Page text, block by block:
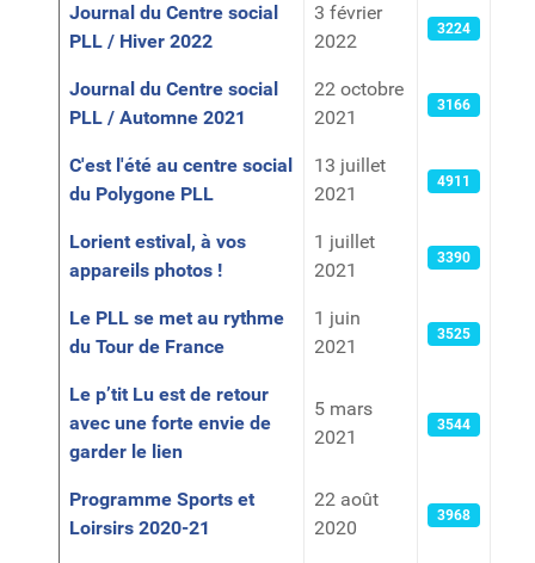
Journal du Centre social
PLL / Hiver 2022
3 février
2022
3224
Journal du Centre social
PLL / Automne 2021
22 octobre
2021
3166
C'est l'été au centre social
du Polygone PLL
13 juillet
2021
4911
Lorient estival, à vos
appareils photos !
1 juillet
2021
3390
Le PLL se met au rythme
du Tour de France
1 juin
2021
3525
Le p’tit Lu est de retour
avec une forte envie de
garder le lien
5 mars
2021
3544
Programme Sports et
Loirsirs 2020-21
22 août
2020
3968